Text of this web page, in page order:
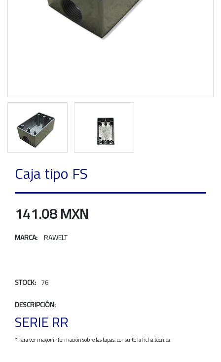
Caja tipo FS
141.08 MXN
MARCA: RAWELT
STOCK: 76
DESCRIPCIÓN:
SERIE RR
* Para ver mayor información sobre las tapas, consulte la ficha técnica